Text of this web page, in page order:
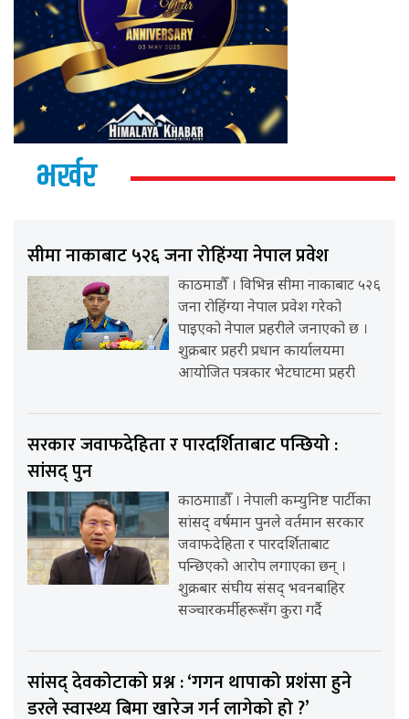
भर्खर
सीमा नाकाबाट ५२६ जना रोहिंग्या नेपाल प्रवेश
काठमाडौँ । विभिन्न सीमा नाकाबाट ५२६
जना रोहिंग्या नेपाल प्रवेश गरेको
पाइएको नेपाल प्रहरीले जनाएको छ ।
शुक्रबार प्रहरी प्रधान कार्यालयमा
आयोजित पत्रकार भेटघाटमा प्रहरी
सरकार जवाफदेहिता र पारदर्शिताबाट पन्छियो :
सांसद् पुन
काठमााडौँ । नेपाली कम्युनिष्ट पार्टीका
सांसद् वर्षमान पुनले वर्तमान सरकार
जवाफदेहिता र पारदर्शिताबाट
पन्छिएको आरोप लगाएका छन् ।
शुक्रबार संघीय संसद् भवनबाहिर
सञ्चारकर्मीहरूसँग कुरा गर्दै
सांसद् देवकोटाको प्रश्न : ‘गगन थापाको प्रशंसा हुने
डरले स्वास्थ्य बिमा खारेज गर्न लागेको हो ?’